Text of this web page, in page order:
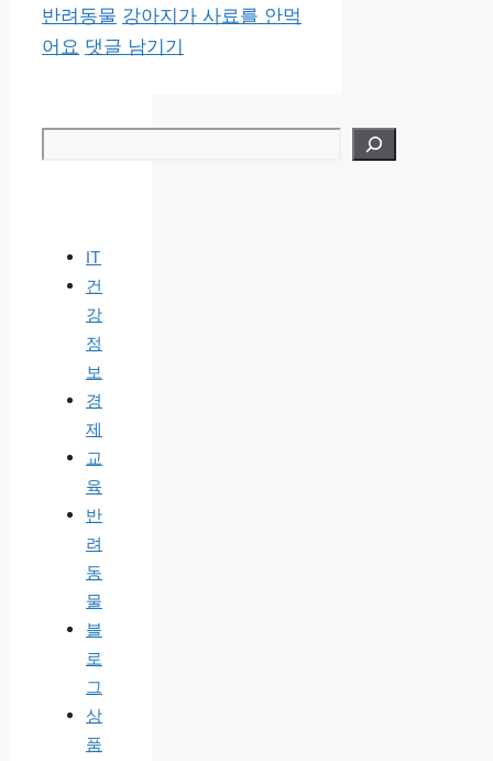
카
테
반려동물 태
그
강아지가 사료를 안먹
어요 댓글 남기기
IT
건
강
정
보
경
제
교
육
반
려
동
물
블
로
그
상
품